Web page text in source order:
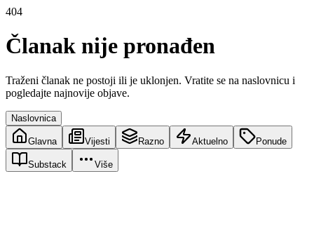
404
Članak nije pronađen
Traženi članak ne postoji ili je uklonjen. Vratite se na naslovnicu i
pogledajte najnovije objave.
Naslovnica
Glavna Vijesti Razno Aktuelno Ponude
Substack Više